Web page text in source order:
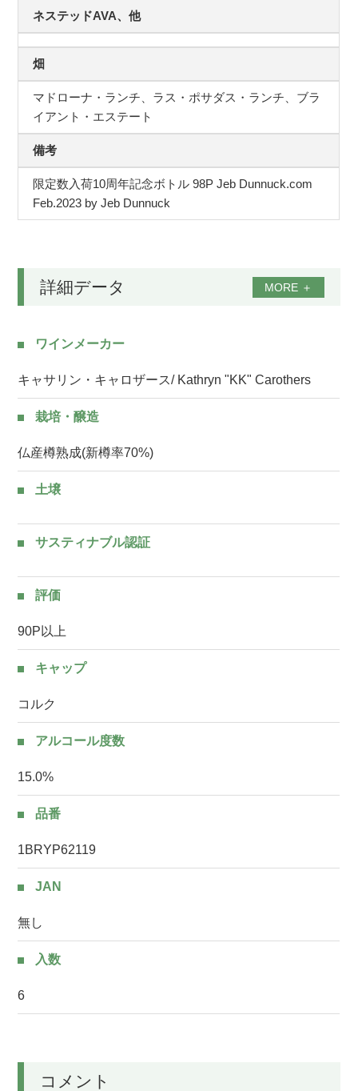
ネステッドAVA、他
畑
マドローナ・ランチ、ラス・ポサダス・ランチ、ブラ
イアント・エステート
備考
限定数入荷10周年記念ボトル 98P Jeb Dunnuck.com
Feb.2023 by Jeb Dunnuck
詳細データ MORE ＋
ワインメーカー
キャサリン・キャロザース/ Kathryn "KK" Carothers
栽培・醸造
仏産樽熟成(新樽率70%)
土壌
サスティナブル認証
評価
90P以上
キャップ
コルク
アルコール度数
15.0%
品番
1BRYP62119
JAN
無し
入数
6
コメント